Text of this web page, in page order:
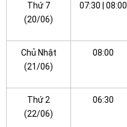
Thứ 7
(20/06)
07:30 | 08:00
Chủ Nhật
(21/06)
08:00
Thứ 2
(22/06)
06:30